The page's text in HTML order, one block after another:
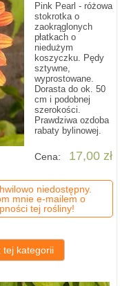
Pink Pearl - różowa
stokrotka o
zaokrąglonych
płatkach o
niedużym
koszyczku. Pędy
sztywne,
wyprostowane.
Dorasta do ok. 50
cm i podobnej
szerokości.
Prawdziwa ozdoba
rabaty bylinowej.
Cena: 17,00 zł
niedostępny.
mnie e-mailem o
tej rośliny!
tej kategorii